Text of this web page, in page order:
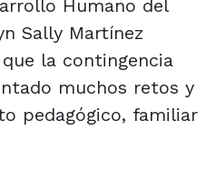
Humano del
Sally Martínez
la contingencia
muchos retos y
pedagógico, familiar